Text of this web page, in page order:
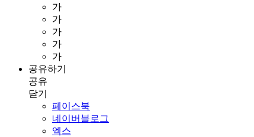
가
가
가
가
가
공유하기
공유
닫기
페이스북
네이버블로그
엑스